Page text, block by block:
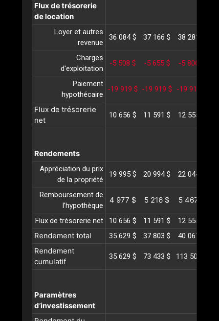
Flux de trésorerie
de location
Loyer et autres
revenue
36 084 $ 37 166 $ 38 281 $
Charges
d'exploitation
-5 508 $ -5 655 $ -5 806 $
Paiement
hypothécaire
-19 919 $ -19 919 $ -19 919 $
Flux de trésorerie
net
10 656 $ 11 591 $ 12 555 $
Rendements
Appréciation du prix
de la propriété
19 995 $ 20 994 $ 22 044 $
Remboursement de
l’hypothèque
4 977 $ 5 216 $ 5 467 $
Flux de trésorerie net 10 656 $ 11 591 $ 12 555 $
Rendement total 35 629 $ 37 803 $ 40 067 $
Rendement
cumulatif
35 629 $ 73 433 $ 113 500 $
Paramètres
d’investissement